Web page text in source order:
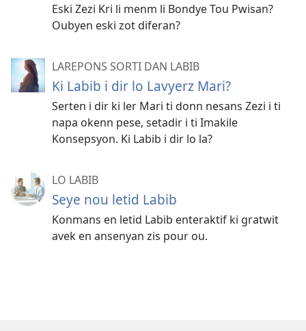
Eski Zezi Kri li menm li Bondye Tou Pwisan?
Oubyen eski zot diferan?
LAREPONS SORTI DAN LABIB
Ki Labib i dir lo Lavyerz Mari?
Serten i dir ki ler Mari ti donn nesans Zezi i ti
napa okenn pese, setadir i ti Imakile
Konsepsyon. Ki Labib i dir lo la?
LO LABIB
Seye nou letid Labib
Konmans en letid Labib enteraktif ki gratwit
avek en ansenyan zis pour ou.